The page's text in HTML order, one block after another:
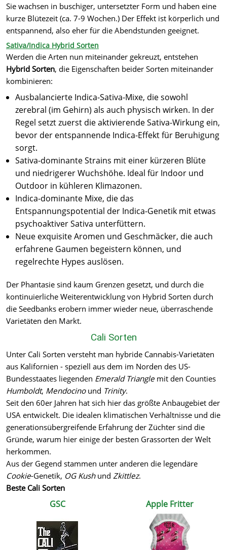
Sie wachsen in buschiger, untersetzter Form und haben eine
kurze Blütezeit (ca. 7-9 Wochen.) Der Effekt ist körperlich und
entspannend, also eher für die Abendstunden geeignet.
Sativa/Indica Hybrid Sorten
Werden die Arten nun miteinander gekreuzt, entstehen
Hybrid Sorten, die Eigenschaften beider Sorten miteinander
kombinieren:
Ausbalancierte Indica-Sativa-Mixe, die sowohl
zerebral (im Gehirn) als auch physisch wirken. In der
Regel setzt zuerst die aktivierende Sativa-Wirkung ein,
bevor der entspannende Indica-Effekt für Beruhigung
sorgt.
Sativa-dominante Strains mit einer kürzeren Blüte
und niedrigerer Wuchshöhe. Ideal für Indoor und
Outdoor in kühleren Klimazonen.
Indica-dominante Mixe, die das
Entspannungspotential der Indica-Genetik mit etwas
psychoaktiver Sativa unterfüttern.
Neue exquisite Aromen und Geschmäcker, die auch
erfahrene Gaumen begeistern können, und
regelrechte Hypes auslösen.
Der Phantasie sind kaum Grenzen gesetzt, und durch die
kontinuierliche Weiterentwicklung von Hybrid Sorten durch
die Seedbanks erobern immer wieder neue, überraschende
Varietäten den Markt.
Cali Sorten
Unter Cali Sorten versteht man hybride Cannabis-Varietäten
aus Kalifornien - speziell aus dem im Norden des US-
Bundesstaates liegenden Emerald Triangle mit den Counties
Humboldt, Mendocinound Trinity.
Seit den 60er Jahren hat sich hier das größte Anbaugebiet der
USA entwickelt. Die idealen klimatischen Verhältnisse und die
generationsübergreifende Erfahrung der Züchter sind die
Gründe, warum hier einige der besten Grassorten der Welt
herkommen.
Aus der Gegend stammen unter anderen die legendäre
Cookie-Genetik, OG Kushund Zkittlez.
Beste Cali Sorten
GSC Apple Fritter